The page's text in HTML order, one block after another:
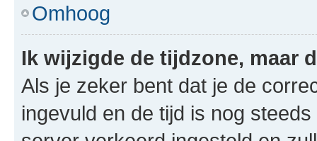
Omhoog
Ik wijzigde de tijdzone, maar
Als je zeker bent dat je de
ingevuld en de tijd is nog